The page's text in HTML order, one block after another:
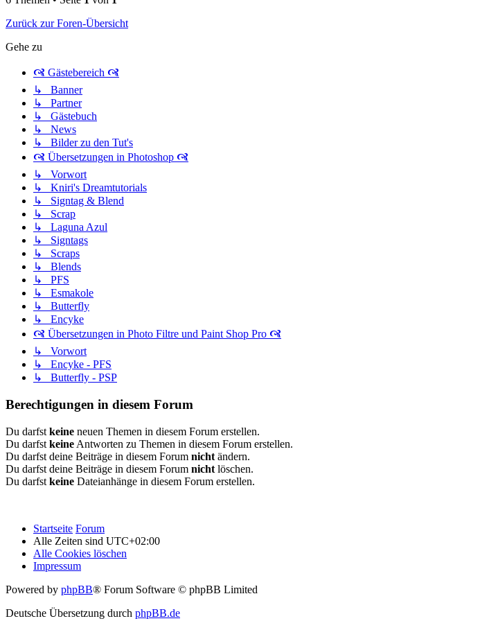
Zurück zur Foren-Übersicht
Gehe zu
🙧 Gästebereich 🙧
↳ Banner
↳ Partner
↳ Gästebuch
↳ News
↳ Bilder zu den Tut's
🙧 Übersetzungen in Photoshop 🙧
↳ Vorwort
↳ Kniri's Dreamtutorials
↳ Signtag & Blend
↳ Scrap
↳ Laguna Azul
↳ Signtags
↳ Scraps
↳ Blends
↳ PFS
↳ Esmakole
↳ Butterfly
↳ Encyke
🙧 Übersetzungen in Photo Filtre und Paint Shop Pro 🙧
↳ Vorwort
↳ Encyke - PFS
↳ Butterfly - PSP
Berechtigungen in diesem Forum
Du darfst keine neuen Themen in diesem Forum erstellen.
Du darfst keine Antworten zu Themen in diesem Forum erstellen.
Du darfst deine Beiträge in diesem Forum nicht ändern.
Du darfst deine Beiträge in diesem Forum nicht löschen.
Du darfst keine Dateianhänge in diesem Forum erstellen.
Startseite Forum
Alle Zeiten sind UTC+02:00
Alle Cookies löschen
Impressum
Powered by phpBB® Forum Software © phpBB Limited
Deutsche Übersetzung durch phpBB.de